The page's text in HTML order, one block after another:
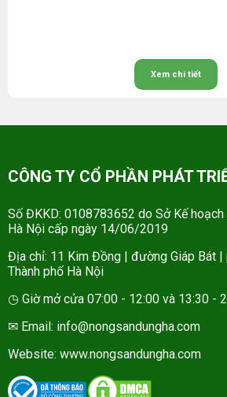
Xem chi tiết
CÔNG TY CỔ PHẦN PHÁT
Số ĐKKD: 0108783652 do Sở Kế
Hà Nội cấp ngày 14/06/2019
Địa chỉ: 11 Kim Đồng | đường Giáp Bát
Thành phố Hà Nội
◷ Giờ mở cửa 07:00 - 12:00 và 13:30 -
✉ Email: info@nongsandungha.com
Website: www.nongsandungha.com